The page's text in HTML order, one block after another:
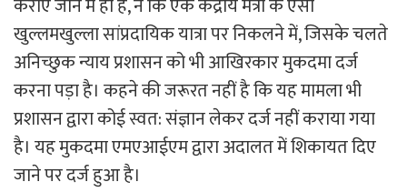
खुल्लमखुल्ला सांप्रदायिक यात्रा पर निकलने में, जिसके चलते
अनिच्छुक न्याय प्रशासन को भी आखिरकार मुकदमा दर्ज
करना पड़ा है। कहने की जरूरत नहीं है कि यह मामला भी
प्रशासन द्वारा कोई स्वत: संज्ञान लेकर दर्ज नहीं कराया गया
है। यह मुकदमा एमएआईएम द्वारा अदालत में शिकायत दिए
जाने पर दर्ज हुआ है।